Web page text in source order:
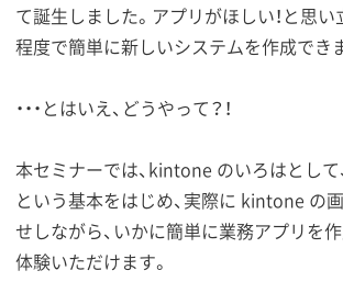
て誕生しました。アプリがほしい！と思
程度で簡単に新しいシステムを作成でき
・・・とはいえ、どうやって？！
本セミナーでは、kintone のいろはとして
という基本をはじめ、実際に kintone の
せしながら、いかに簡単に業務アプリを
体験いただけます。